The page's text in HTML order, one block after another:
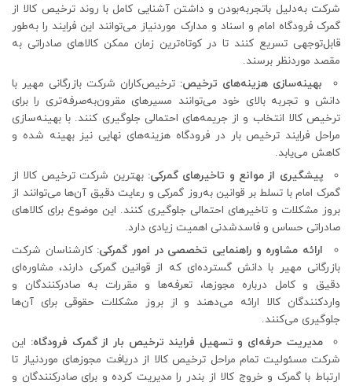
شرکت به‌دلیل باتجربه‌بودن و داشتن آشنایی کامل با روند ترخیص کالا از
گمرک فرودگاه امام و اسناد و مدارک موردنیاز می‌توانند این فرایند را به‌طور
قابل‌توجهی تسریع کنند تا در کوتاه‌ترین زمان ممکن کالاهای صادراتی به
مقصد موردنظر برسند.
بهینه‌سازی هزینه‌های ترخیص: ترخیص‌کاران شرکت بازرگانی مهیر با
دانش و تجربه بالای خود می‌توانند مسیرهای مقرون‌به‌صرفه‌تری را برای
ترخیص کالا انتخاب و از جریمه‌های احتمالی جلوگیری کنند. با بهینه‌سازی
مراحل فرایند ترخیص بار در فرودگاه هزینه‌های نهایی نیز بهینه شده و
کاهش می‌یابد.
پیشگیری از موانع و تاخیرهای گمرکی: بهترین شرکت ترخیص کالا از
گمرک امام با تسلط بر قوانین به‌روز گمرکی و رعایت دقیق آن‌ها می‌توانند از
بروز مشکلات و تاخیرهای احتمالی جلوگیری کنند. این موضوع برای کالاهای
صادراتی حساس و فاسدشدنی اهمیت زیادی دارد.
ارائه مشاوره و راهنمایی تخصصی در امور گمرکی: کارشناسان شرکت
بازرگانی مهیر با دانش گسترده‌ای که از قوانین گمرکی دارند، مشاوره‌ای
دقیق و کامل درباره مجوزها، تعرفه‌ها و مقررات به صادرکنندگان و
واردکنندگان کالا ارائه می‌دهند و از بروز مشکلات حقوقی برای آن‌ها
جلوگیری می‌کنند.
مدیریت حرفه‌ای و تسهیل فرایند ترخیص بار از گمرک فرودگاه: این
شرکت مسئولیت تمام مراحل ترخیص کالا از دریافت مجوزهای موردنیاز تا
ارتباط با گمرک و خروج کالا از بندر را مدیریت کرده و برای صادرکنندگان و